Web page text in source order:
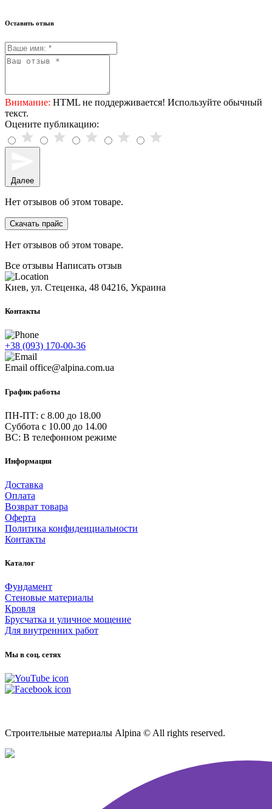
Оставить отзыв
Внимание: HTML не поддерживается! Используйте обычный
текст.
Оцените публикацию:
Далее
Нет отзывов об этом товаре.
Скачать прайс
Нет отзывов об этом товаре.
Все отзывы Написать отзыв
Киев, ул. Стеценка, 48 04216, Украина
Контакты
+38 (093) 170-00-36
Email office@alpina.com.ua
График работы
ПН-ПТ: c 8.00 до 18.00
Суббота с 10.00 до 14.00
ВС: В телефонном режиме
Информация
Доставка
Оплата
Возврат товара
Оферта
Политика конфиденциальности
Контакты
Каталог
Фундамент
Стеновые материалы
Кровля
Брусчатка и уличное мощение
Для внутренних работ
Мы в соц. сетях
Строительные материалы Alpina © All rights reserved.